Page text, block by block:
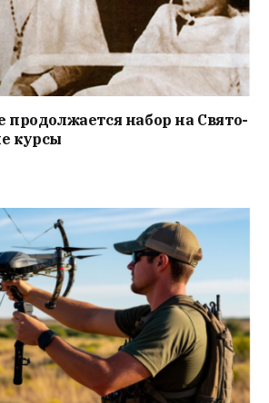
продолжается набор на Свято-
курсы